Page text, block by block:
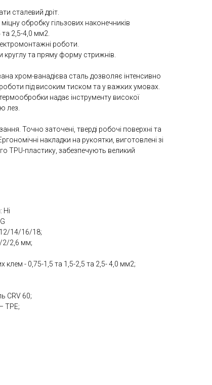
сталевий дріт.
обробку гільзових наконечників
та 2,5-4,0 мм2.
роботи.
круглу та пряму форму стрижнів.
хром-ванадієва сталь дозволяє інтенсивно
під високим тиском та у важких умовах.
надає інструменту високої
лез.
Точно заточені, тверді робочі поверхні та
накладки на рукоятки, виготовлені зі
TPU-пластику, забезпечують великий
Ні
12/14/16/18;
2/2,6 мм;
клем - 0,75-1,5 та 1,5-2,5 та 2,5- 4,0 мм2;
CRV 60;
TPE;